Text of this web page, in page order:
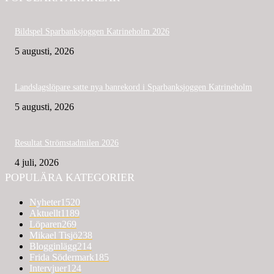
Bildspel Sparbanksjoggen Katrineholm 2026
5 augusti, 2026
Landslagslöpare satte nya banrekord i Sparbanksjoggen Katrineholm
5 augusti, 2026
Resultat Strömstadmilen 2026
4 juli, 2026
POPULÄRA KATEGORIER
Nyheter1520
Aktuellt1189
Löparen269
Mikael Tisjö238
Blogginlägg214
Frida Södermark185
Intervjuer124